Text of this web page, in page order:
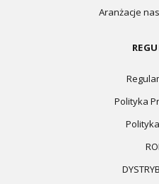
Aranżacje
Polityka